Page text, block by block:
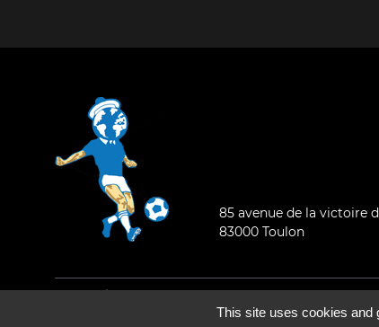
85 avenue de la victoire
83000 Toulon
Mentions légales-Qui sommes-nous ?
©2026 - Tous droits réservés - Conception :epartenair e
This site uses cookies and